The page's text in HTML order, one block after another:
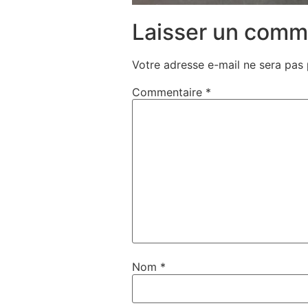
Laisser un
Votre adresse e-mail ne sera pas
Commentaire *
Nom *